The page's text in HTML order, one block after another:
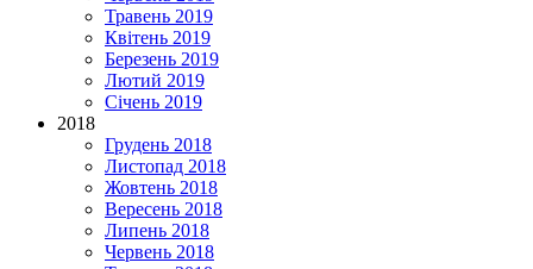
Травень 2019
Квітень 2019
Березень 2019
Лютий 2019
Січень 2019
2018
Грудень 2018
Листопад 2018
Жовтень 2018
Вересень 2018
Липень 2018
Червень 2018